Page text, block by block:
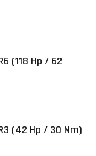
(118 Hp / 62
(42 Hp / 30 Nm)